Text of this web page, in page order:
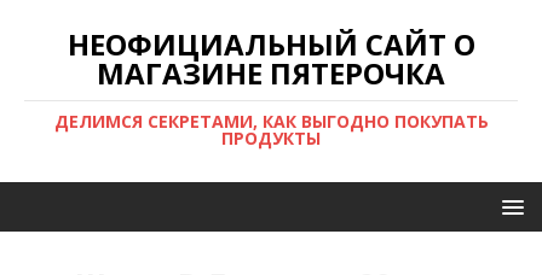
НЕОФИЦИАЛЬНЫЙ САЙТ О
МАГАЗИНЕ ПЯТЕРОЧКА
ДЕЛИМСЯ СЕКРЕТАМИ, КАК ВЫГОДНО ПОКУПАТЬ
ПРОДУКТЫ